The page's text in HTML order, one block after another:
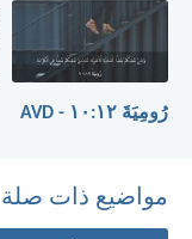
رُومِيَةَ ١٢:‏١٠ - AVD
مواضيع ذات صلة